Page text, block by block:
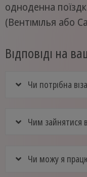
одноденна
(Вентімілья або
Відповіді на
Чи потрібна
Чим зайнятися
Чи можу я